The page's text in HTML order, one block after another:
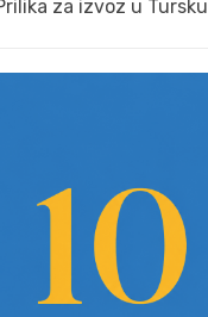
za izvoz u Tursku